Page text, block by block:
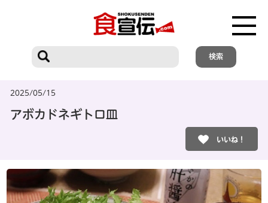
2025/05/15
アボカドネギトロ皿
いいね！